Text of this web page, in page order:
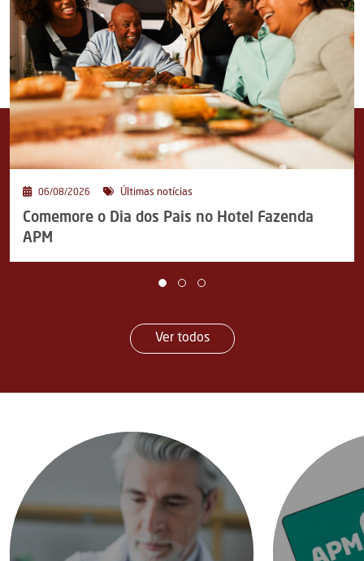
06/08/2026 Últimas notícias
Comemore o Dia dos Pais no Hotel Fazenda
APM
Ver todos